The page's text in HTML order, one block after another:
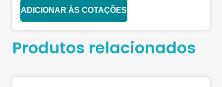
ADICIONAR ÀS COTAÇÕES
Produtos relacionados